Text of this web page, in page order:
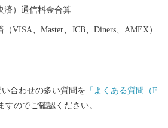
島から広がったとされています。 その
焼酎は，現在３つの酒蔵で伝統を継承
得し，また，２００８年の北海道洞爺
済）通信料金合算
VISA、Master、JCB、Diners、AMEX）
合わせの多い質問を 「よくある質問（F
すのでご確認ください。